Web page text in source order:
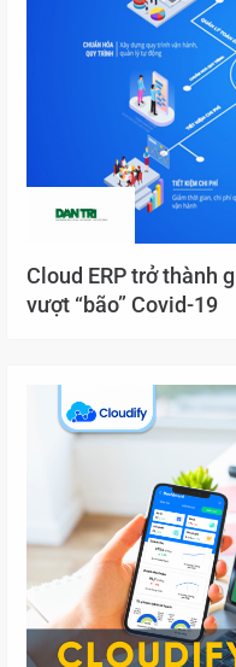
Cloud ERP trở thành
vượt “bão” Covid-19